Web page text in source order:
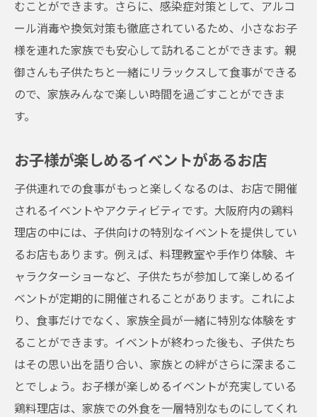
むことができます。さらに、感染症対策として、アルコ
ール消毒や換気対策も徹底されているため、小さなお子
様を連れた家族でも安心して訪れることができます。親
御さんも子供たちと一緒にリラックスして食事ができる
ので、家族みんなで楽しい時間を過ごすことができま
す。
お子様が楽しめるイベントがあるお店
子供連れでの食事がもっと楽しくなるのは、お店で開催
されるイベントやアクティビティです。大阪府内の鶏料
理店の中には、子供向けの特別なイベントを提供してい
るお店もあります。例えば、料理教室や手作り体験、キ
ャラクターショーなど、子供たちが参加して楽しめるイ
ベントが定期的に開催されることがあります。これによ
り、食事だけでなく、家族全員が一緒に特別な体験をす
ることができます。イベントが終わった後も、子供たち
はその思い出を語り合い、家族との絆がさらに深まるこ
とでしょう。お子様が楽しめるイベントが充実している
鶏料理店は、家族での外食を一層特別なものにしてくれ